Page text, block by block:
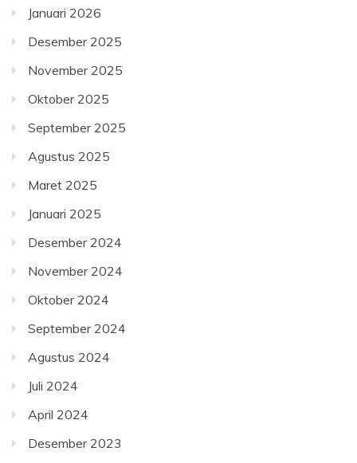
Januari 2026
Desember 2025
November 2025
Oktober 2025
September 2025
Agustus 2025
Maret 2025
Januari 2025
Desember 2024
November 2024
Oktober 2024
September 2024
Agustus 2024
Juli 2024
April 2024
Desember 2023